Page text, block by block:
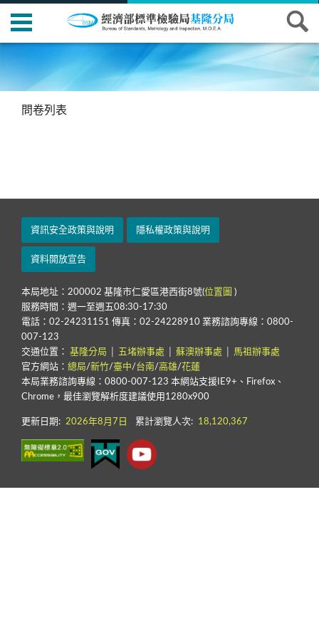
問卷列表
資訊安全政策與說明 隱私權政策與說明
資料開放宣告
本局地址：200002 基隆市仁愛區港西街8號(位置圖 )
服務時間：週一至週五08:30-17:30
電話：02-24231151 傳真：02-24228910 業務諮詢專線：0800-
007-123
交通位置： 基隆分局 五堵辦事處 蘇澳辦事處
馬祖辦事處
官方網站： 總局/新竹/臺中/台南/高雄/花蓮
本局業務諮詢專線：0800-007-123 本網站支援IE9+、Firefox、
Chrome，最佳瀏覽解析度建議使用1280x900
更新日期: 2026年8月7日 累計瀏覽人次: 18,120,367